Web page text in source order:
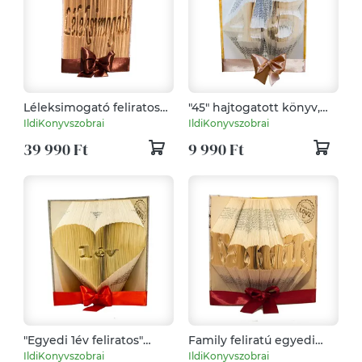
Léleksimogató feliratos
vágott-hajtogatott könyv,
könyvszobor
születésnapra, névnapra,
karácsonyra- Rendelésre
IldiKonyvszobrai
39 990 Ft
"45" hajtogatott könyv,
könyvszobor
születésnapra -
Rendelésre
IldiKonyvszobrai
9 990 Ft
"Egyedi 1év feliratos"
hajtogatott könyv,
IldiKonyvszobrai
Family feliratú egyedi
hajtogatott könyv,
IldiKonyvszobrai